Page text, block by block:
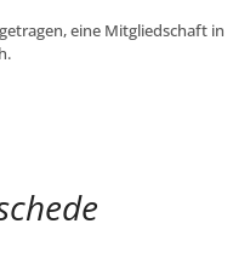
eine Mitgliedschaft in